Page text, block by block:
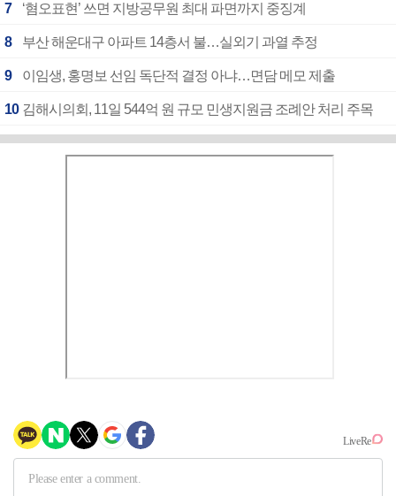
7 ‘혐오표현’ 쓰면 지방공무원 최대 파면까지 중징계
8 부산 해운대구 아파트 14층서 불…실외기 과열 추정
9 이임생, 홍명보 선임 독단적 결정 아냐…면담 메모 제출
10 김해시의회, 11일 544억 원 규모 민생지원금 조례안 처리 주목